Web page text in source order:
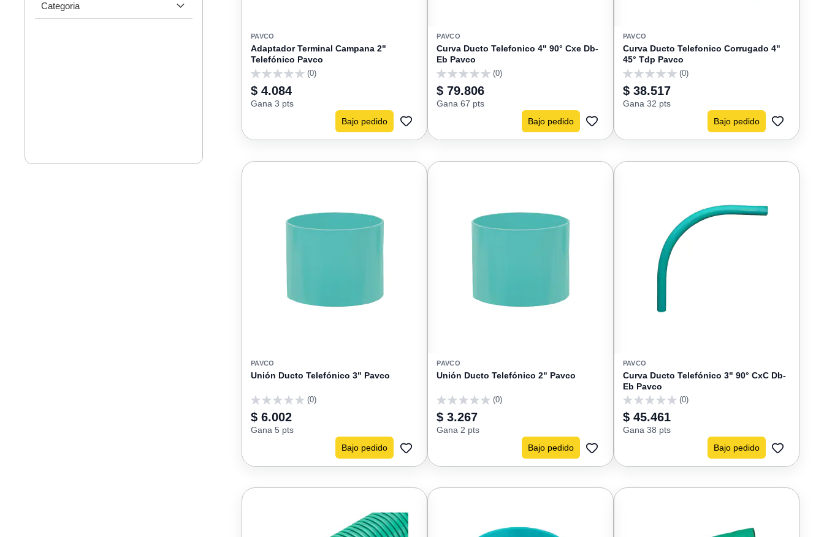
PAVCO
Adaptador Terminal Campana 2"
Telefónico Pavco
(0)
$ 4.084
Gana 3 pts
Bajo pedido
AGREGAR
FAVORITOS
PAVCO
Curva Ducto Telefonico 4" 90° Cxe Db-
Eb Pavco
(0)
$ 79.806
Gana 67 pts
Bajo pedido
AGREGAR
FAVORITOS
PAVCO
Curva Ducto Telefonico Corrugado 4"
45° Tdp Pavco
(0)
$ 38.517
Gana 32 pts
Bajo pedido
AGREGAR
PAVCO
Unión Ducto Telefónico 3" Pavco
0
(0)
$ 6.002
Gana 5 pts
Bajo pedido
AGREGAR
FAVORITOS
PAVCO
Unión Ducto Telefónico 2" Pavco
0
(0)
$ 3.267
Gana 2 pts
Bajo pedido
AGREGAR
FAVORITOS
PAVCO
Curva Ducto Telefónico 3" 90° CxC Db-
Eb Pavco
0
(0)
$ 45.461
Gana 38 pts
Bajo pedido
AGREGAR
Categoria